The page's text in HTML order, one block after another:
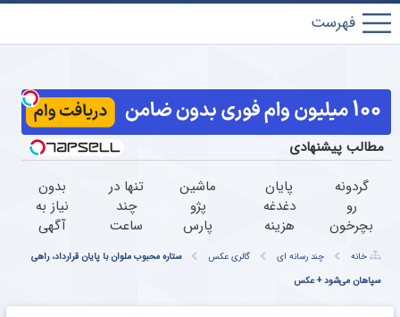
پارس
فوتبال
مطالب پیشنهادی
گردونه
رو
بچرخون
دلار
برنده
شو
پایان
دغدغه
هزینه
دندان
پزشکی
با پک
ماشین
پژو
پارس
فروش
اینجا
تنها در
چند
ساعت
یکبار
به
بدون
نیاز به
آگهی
با یک
مراجعه
خانه چند رسانه ای گالری عکس
ستاره محبوب ملوان با پایان قرارداد، راهی
سپاهان می‌شود + عکس